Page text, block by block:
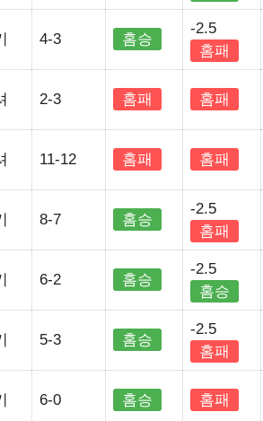
4-3 홈승
-2.5
홈패
2-3 홈패 홈패
11-12 홈패 홈패
8-7 홈승
-2.5
홈패
6-2 홈승
-2.5
홈승
5-3 홈승
-2.5
홈패
6-0 홈승 홈패